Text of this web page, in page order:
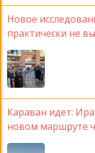
Новое
практически не
Караван идет:
новом маршруте